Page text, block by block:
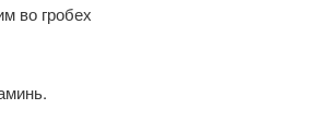
во гробех